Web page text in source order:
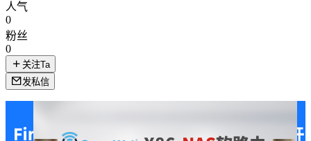
人气
0
粉丝
0
关注Ta
发私信